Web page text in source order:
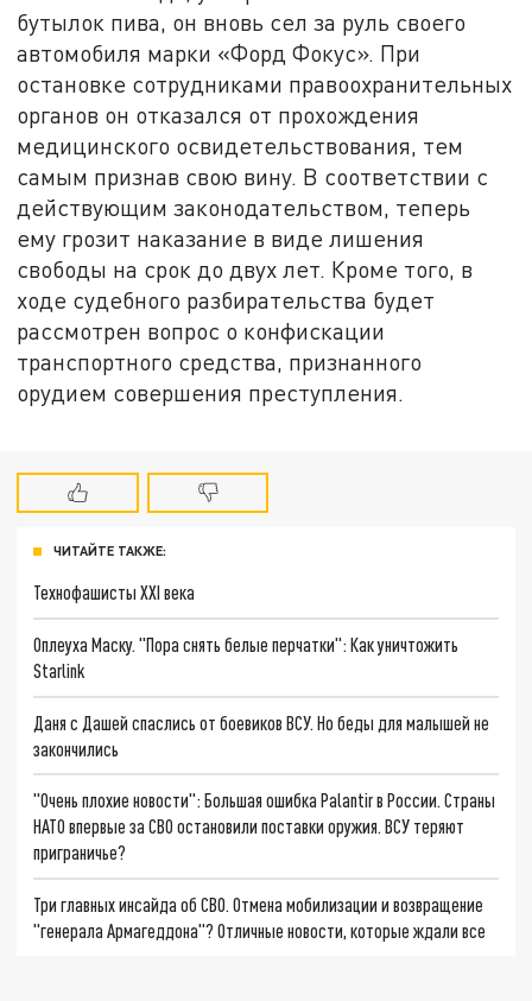
бутылок пива, он вновь сел за руль своего
автомобиля марки «Форд Фокус». При
остановке сотрудниками правоохранительных
органов он отказался от прохождения
медицинского освидетельствования, тем
самым признав свою вину. В соответствии с
действующим законодательством, теперь
ему грозит наказание в виде лишения
свободы на срок до двух лет. Кроме того, в
ходе судебного разбирательства будет
рассмотрен вопрос о конфискации
транспортного средства, признанного
орудием совершения преступления.
ЧИТАЙТЕ ТАКЖЕ:
Технофашисты XXI века
Оплеуха Маску. "Пора снять белые перчатки": Как уничтожить
Starlink
Даня с Дашей спаслись от боевиков ВСУ. Но беды для малышей не
закончились
"Очень плохие новости": Большая ошибка Palantir в России. Страны
НАТО впервые за СВО остановили поставки оружия. ВСУ теряют
приграничье?
Три главных инсайда об СВО. Отмена мобилизации и возвращение
"генерала Армагеддона"? Отличные новости, которые ждали все